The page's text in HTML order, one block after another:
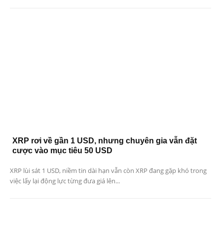
XRP rơi về gần 1 USD, nhưng chuyên gia vẫn đặt
cược vào mục tiêu 50 USD
XRP lùi sát 1 USD, niềm tin dài hạn vẫn còn XRP đang gặp khó trong
việc lấy lại động lực từng đưa giá lên...